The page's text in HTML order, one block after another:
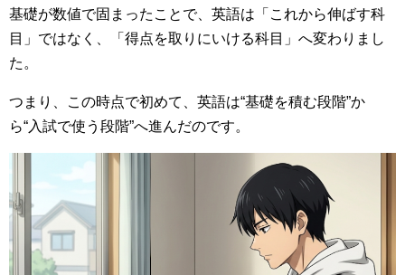
基礎が数値で固まったことで、英語は「これから伸ばす科
目」ではなく、「得点を取りにいける科目」へ変わりまし
た。
つまり、この時点で初めて、英語は“基礎を積む段階”か
ら“入試で使う段階”へ進んだのです。